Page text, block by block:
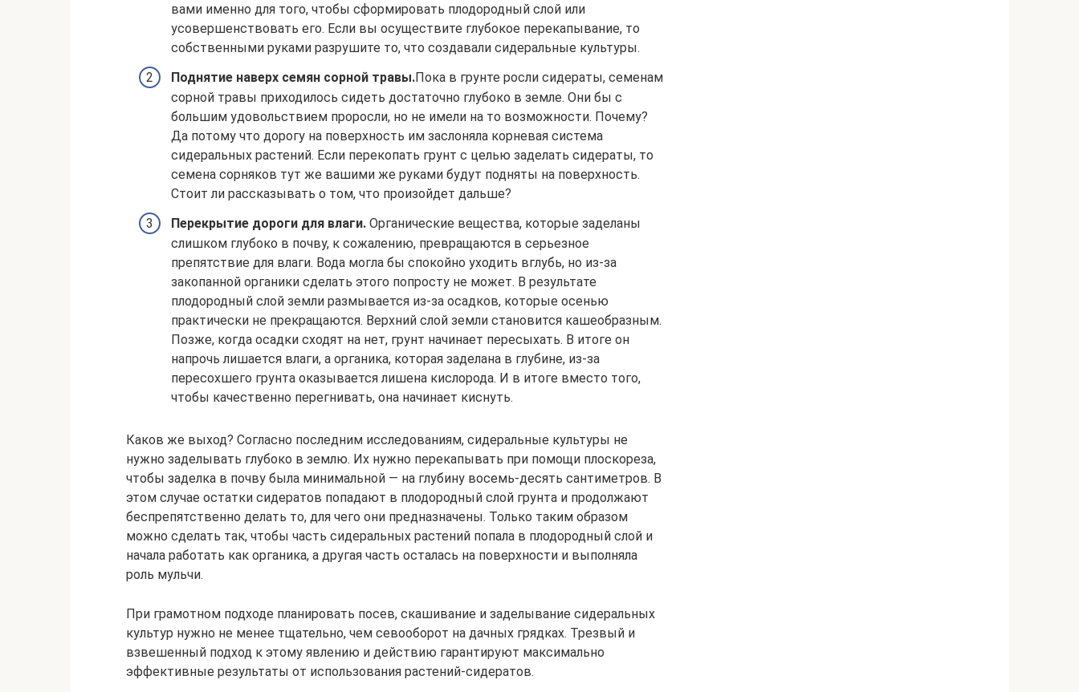
вами именно для того, чтобы сформировать плодородный слой или
усовершенствовать его. Если вы осуществите глубокое перекапывание, то
собственными руками разрушите то, что создавали сидеральные культуры.
Поднятие наверх семян сорной травы.Пока в грунте росли сидераты, семенам
сорной травы приходилось сидеть достаточно глубоко в земле. Они бы с
большим удовольствием проросли, но не имели на то возможности. Почему?
Да потому что дорогу на поверхность им заслоняла корневая система
сидеральных растений. Если перекопать грунт с целью заделать сидераты, то
семена сорняков тут же вашими же руками будут подняты на поверхность.
Стоит ли рассказывать о том, что произойдет дальше?
Перекрытие дороги для влаги. Органические вещества, которые заделаны
слишком глубоко в почву, к сожалению, превращаются в серьезное
препятствие для влаги. Вода могла бы спокойно уходить вглубь, но из-за
закопанной органики сделать этого попросту не может. В результате
плодородный слой земли размывается из-за осадков, которые осенью
практически не прекращаются. Верхний слой земли становится кашеобразным.
Позже, когда осадки сходят на нет, грунт начинает пересыхать. В итоге он
напрочь лишается влаги, а органика, которая заделана в глубине, из-за
пересохшего грунта оказывается лишена кислорода. И в итоге вместо того,
чтобы качественно перегнивать, она начинает киснуть.
Каков же выход? Согласно последним исследованиям, сидеральные культуры не
нужно заделывать глубоко в землю. Их нужно перекапывать при помощи плоскореза,
чтобы заделка в почву была минимальной — на глубину восемь-десять сантиметров. В
этом случае остатки сидератов попадают в плодородный слой грунта и продолжают
беспрепятственно делать то, для чего они предназначены. Только таким образом
можно сделать так, чтобы часть сидеральных растений попала в плодородный слой и
начала работать как органика, а другая часть осталась на поверхности и выполняла
роль мульчи.
При грамотном подходе планировать посев, скашивание и заделывание сидеральных
культур нужно не менее тщательно, чем севооборот на дачных грядках. Трезвый и
взвешенный подход к этому явлению и действию гарантируют максимально
эффективные результаты от использования растений-сидератов.